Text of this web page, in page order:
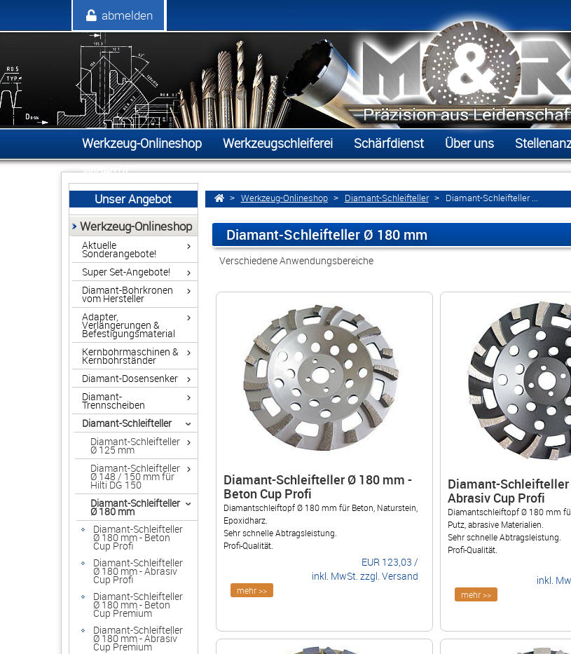
Anmelden
abmelden
Werkzeug-Onlineshop Werkzeugschleiferei Schärfdienst Über uns
Widerruf
Unser Angebot
Werkzeug-Onlineshop
Aktuelle
Sonderangebote!
Super Set-Angebote!
Diamant-Bohrkronen
vom Hersteller
Adapter,
Verlängerungen &
Befestigungsmaterial
Kernbohrmaschinen &
Kernbohrständer
Diamant-Dosensenker
Diamant-
Trennscheiben
Diamant-Schleifteller
Diamant-Schleifteller
Ø 125 mm
Diamant-Schleifteller
Ø 148 / 150 mm für
Hilti DG 150
Diamant-Schleifteller
Ø 180 mm
Diamant-Schleifteller
Ø 180 mm - Beton
Cup Profi
Diamant-Schleifteller
Ø 180 mm - Abrasiv
Cup Profi
Diamant-Schleifteller
Ø 180 mm - Beton
Cup Premium
Diamant-Schleifteller
Ø 180 mm - Abrasiv
Cup Premium
Werkzeug-Onlineshop Diamant-Schleifteller Diamant-Schleifteller ...
Diamant-Schleifteller Ø 180 mm
Verschiedene Anwendungsbereiche
Diamant-Schleifteller Ø 180 mm -
Beton Cup Profi
Diamantschleiftopf Ø 180 mm für Beton, Naturstein,
Epoxidharz.
Sehr schnelle Abtragsleistung.
Profi-Qualität.
EUR 123,03 /
inkl. MwSt. zzgl. Versand
mehr >>
Diamant-
Abrasiv Cup Profi
Diamantschleiftopf Ø 180 mm
Putz, abrasive Materialien.
Sehr schnelle Abtragsleistung.
Profi-Qualität.
inkl.
mehr >>